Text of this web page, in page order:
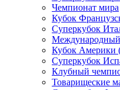
Чемпионат мира
Кубок
Суперкубок
Кубок Америки
Суперкубок
Клубный
Товарищеские